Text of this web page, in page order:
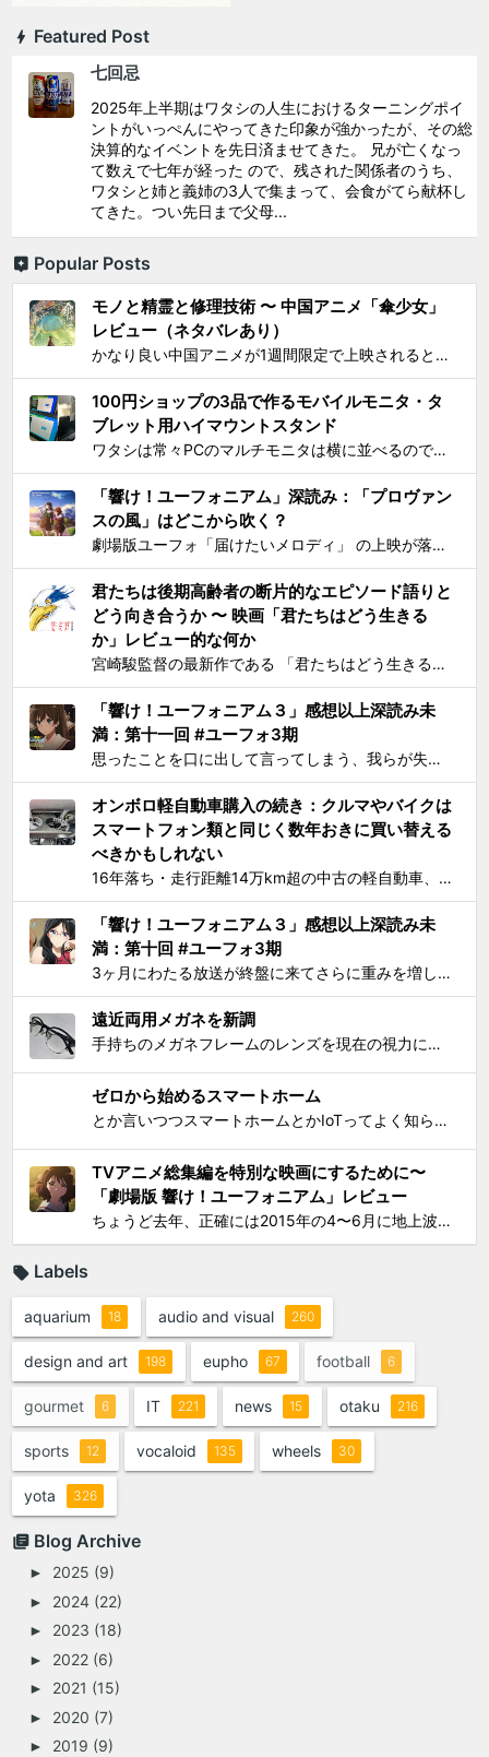
Featured Post
七回忌
2025年上半期はワタシの人生におけるターニングポイ
ントがいっぺんにやってきた印象が強かったが、その総
決算的なイベントを先日済ませてきた。 兄が亡くなっ
て数えで七年が経った ので、残された関係者のうち、
ワタシと姉と義姉の3人で集まって、会食がてら献杯し
てきた。つい先日まで父母...
Popular Posts
モノと精霊と修理技術 〜 中国アニメ「傘少女」
レビュー（ネタバレあり）
かなり良い中国アニメが1週間限定で上映されるとSNS上で見かけ、それがたまたま通勤圏内の映画館だったし、なにより「 羅小黒戦記 」で食らった衝撃を忘れることはできないので、 映画『傘少女 ー精霊たちの物語ー』 を見てきた。 いかにも中国アニメと思わせるプロローグからタイトルが...
100円ショップの3品で作るモバイルモニタ・タ
ブレット用ハイマウントスタンド
ワタシは常々PCのマルチモニタは横に並べるのではなく縦に積み重ねろと主張してきたわけですが 📺📺 ← こうじゃなくて 📺 ← 📺 ← こう！ ノートPCの画面上部にモバイルモニター・タブレットをこのように配置するスタンドを探しても一長一短なので、100円ショ...
「響け！ユーフォニアム」深読み：「プロヴァン
スの風」はどこから吹く？
劇場版ユーフォ「届けたいメロディ」 の上映が落ち着いてきたので、そろそろ久美子が高校1年生時代の話をするのもおしまいにする頃合いと見て小ネタを投下。 原作小説とは違ってアニメ版では、課題曲：「プロヴァンスの風」、自由曲「三日月の舞」となっているのは皆さんご存知の通り。「...
君たちは後期高齢者の断片的なエピソード語りと
どう向き合うか 〜 映画「君たちはどう生きる
か」レビュー的な何か
宮崎駿監督の最新作である 「君たちはどう生きるか」 を、封切初日のちょうど先週に見た。 個人的には、アニメとしては楽しめたけど物語はつまらないと感じた。エンドクレジットのプロデューサー欄に実の息子である宮崎吾朗氏の名前が載ってて最悪とも思ったりしたのだが、見た直後に呟いたこと...
「響け！ユーフォニアム３」感想以上深読み未
満：第十一回 #ユーフォ3期
思ったことを口に出して言ってしまう、我らが失言王たる黄前久美子がまたもやブチかましてくれました。 「変ですよね、学校の吹奏楽って」 リアルな吹奏楽の世界では一種の禁句めいた話題らしいところまで切り込んでくるあたり、ユーフォ3の覚悟の程が再確認できます。 それはともかく久...
オンボロ軽自動車購入の続き：クルマやバイクは
スマートフォン類と同じく数年おきに買い替える
べきかもしれない
16年落ち・走行距離14万km超の中古の軽自動車、2006年式スズキKeiワークス（HN22S型）の2WD・MT版を買った のが1ヶ月とちょっと前、あれこれと手を加えては都度Twitterに報告していたが、購入当初に予定していたモデファイがだいたい落ち着いたので中間報告と、いじっ...
「響け！ユーフォニアム３」感想以上深読み未
満：第十回 #ユーフォ3期
3ヶ月にわたる放送が終盤に来てさらに重みを増して、それをどう自分なりに消化してテキストとして残せばいいかを考えてたら数週間が経過してました。難関である関西大会を前に北宇治高校吹奏楽部とその部長でひとりのユーフォニアム奏者でもある黄前久美子という人物に「史上最大の危機」が訪れたのが...
遠近両用メガネを新調
手持ちのメガネフレームのレンズを現在の視力に合わせて総入れ替えしてから気になり始めた手元を見るときの違和感が特にこの1年で増したので、思い切って遠近両用メガネを新調した。要するにアラフィフにふさわしく老眼が進んで近くが見えづらくなったので、道具でサポートせねばならなくなったわけで...
ゼロから始めるスマートホーム
とか言いつつスマートホームとかIoTってよく知らんけど、おもしろ電気小物を活用して家電生活をもっとエンジョイしちゃおう！というわけで初歩的なものからIT系ガジェットまで一気に紹介して使い方の提案をしようと思う。 0）アナログ的なもの：リモコンコンセント、タイマーつきコンセント...
TVアニメ総集編を特別な映画にするために〜
「劇場版 響け！ユーフォニアム」レビュー
ちょうど去年、正確には2015年の4〜6月に地上波放映されたTVシリーズアニメ「響け！ユーフォニアム」（以下TV版）に思いっきりハマって遂には舞台となった宇治への「聖地巡礼」まで敢行してしまったのは、このブログでご報告してきた通り。過去のあれこれを知りたい方は以下をどうぞ： ...
Labels
aquarium 18 audio and visual 260
design and art 198 eupho 67 football 6
gourmet 6 IT 221 news 15 otaku 216
sports 12 vocaloid 135 wheels 30
yota 326
Blog Archive
► 2025 (9)
► 2024 (22)
► 2023 (18)
► 2022 (6)
► 2021 (15)
► 2020 (7)
► 2019 (9)